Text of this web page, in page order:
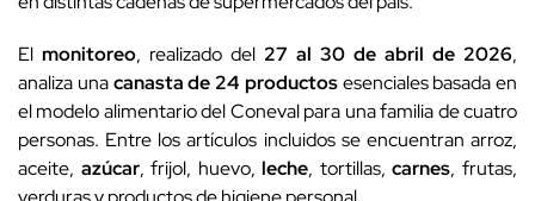
El monitoreo, realizado del 27 al 30 de abril de 2026,
analiza unacanasta de 24 productosesenciales basada en
el modelo alimentario del Coneval para una familia de cuatro
personas. Entre los artículos incluidos se encuentran arroz,
aceite, azúcar, frijol, huevo,leche, tortillas,carnes, frutas,